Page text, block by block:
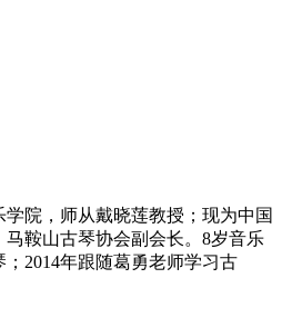
院，师从戴晓莲教授；现为中国
鞍山古琴协会副会长。8岁音乐
2014年跟随葛勇老师学习古